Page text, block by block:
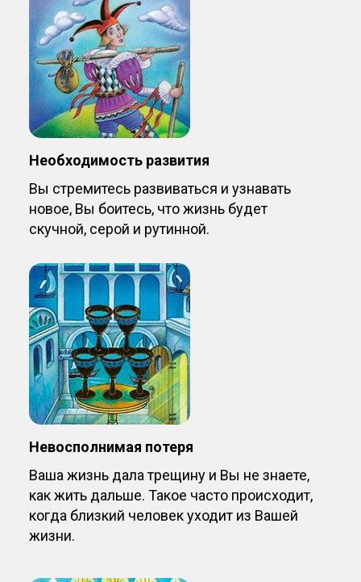
Необходимость развития
Вы стремитесь развиваться и узнавать
новое, Вы боитесь, что жизнь будет
скучной, серой и рутинной.
Невосполнимая потеря
Ваша жизнь дала трещину и Вы не знаете,
как жить дальше. Такое часто происходит,
когда близкий человек уходит из Вашей
жизни.